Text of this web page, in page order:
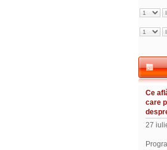
Ce
care
27